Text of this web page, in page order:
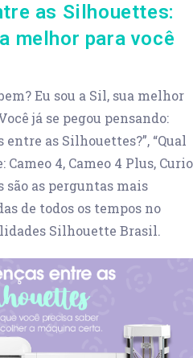
as Silhouettes:
melhor para você
Eu sou a Sil, sua melhor
já se pegou pensando:
entre as Silhouettes?”, “Qual
4, Cameo 4 Plus, Curio
são as perguntas mais
de todos os tempos no
Silhouette Brasil.